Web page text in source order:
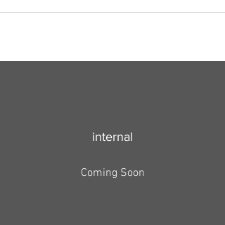
internal
Coming Soon